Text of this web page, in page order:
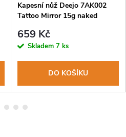
Kapesní nůž Deejo 7AK002
Tattoo Mirror 15g naked
659 Kč
Skladem 7 ks
DO KOŠÍKU